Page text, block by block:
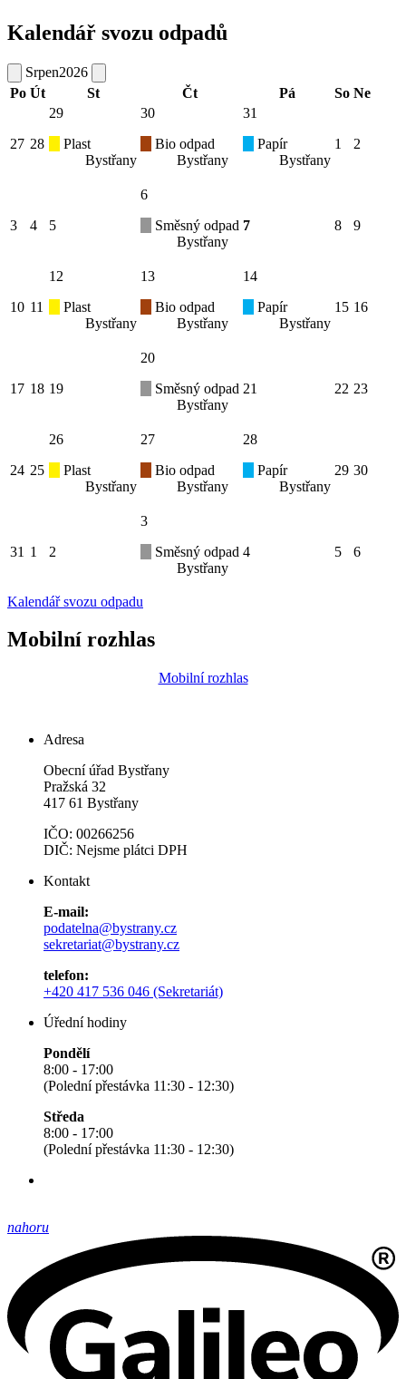
Kalendář svozu odpadů
Srpen2026
Po Út St Čt Pá So Ne
27 28
29
Plast
Bystřany
30
Bio odpad
Bystřany
31
Papír
Bystřany
1 2
3 4 5
6
Směsný odpad
Bystřany
7 8 9
10 11
12
Plast
Bystřany
13
Bio odpad
Bystřany
14
Papír
Bystřany
15 16
17 18 19
20
Směsný odpad
Bystřany
21 22 23
24 25
26
Plast
Bystřany
27
Bio odpad
Bystřany
28
Papír
Bystřany
29 30
31 1 2
3
Směsný odpad
Bystřany
4 5 6
Kalendář svozu odpadu
Mobilní rozhlas
Mobilní rozhlas
Adresa
Obecní úřad Bystřany
Pražská 32
417 61 Bystřany
IČO: 00266256
DIČ: Nejsme plátci DPH
Kontakt
E-mail:
podatelna@bystrany.cz
sekretariat@bystrany.cz
telefon:
+420 417 536 046 (Sekretariát)
Úřední hodiny
Pondělí
8:00 - 17:00
(Polední přestávka 11:30 - 12:30)
Středa
8:00 - 17:00
(Polední přestávka 11:30 - 12:30)
nahoru